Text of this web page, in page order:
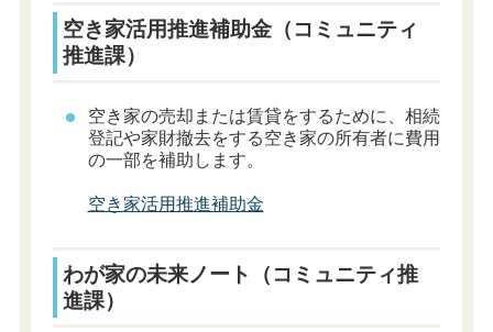
空き家活用推進補助金（コミュニティ
推進課）
空き家の売却または賃貸をするために、相続
登記や家財撤去をする空き家の所有者に費用
の一部を補助します。
空き家活用推進補助金
わが家の未来ノート（コミュニティ推
進課）